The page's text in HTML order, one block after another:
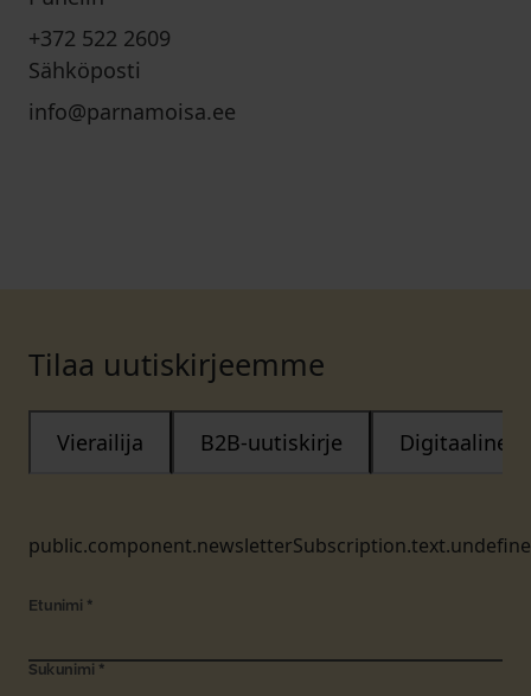
+372 522 2609
Sähköposti
info@parnamoisa.ee
Tilaa uutiskirjeemme
Vierailija B2B-uutiskirje Digitaalinen
Etunimi *
Sukunimi *